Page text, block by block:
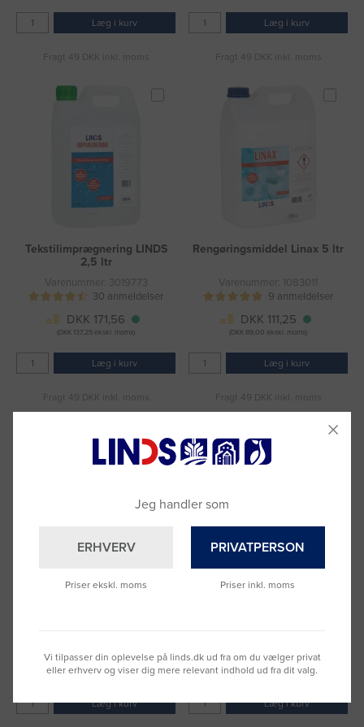
Læg i kurv
Fragt 49 DKK inkl. moms
Læg i kurv
Fragt 49 DKK inkl. moms
Tekstilimprægnering LINDS
2,5 ltr
Varenummer: 3019773
30 anmeldelser
DKK 171,56
(DKK 137,25 ekskl. moms)
Læg i kurv
Fragt 49 DKK inkl. moms
Rengøringsmiddel Linax 5 ltr
Varenummer: 1083011
9 anmeldelser
DKK 111,25
(DKK 89,00 ekskl. moms)
Læg i kurv
Fragt 49 DKK inkl. moms
Opvaskemiddel Linosan
DKK 146,56
(DKK 117,25 ekskl. moms)
Læg i kurv
Klud LINDS PRO Alt-Mulig blå
DKK 94,69
(DKK 75,75 ekskl. moms)
Læg i kurv
Jeg handler som
ERHVERV
Priser ekskl. moms
PRIVATPERSON
Priser inkl. moms
Vi tilpasser din oplevelse på linds.dk ud fra om du vælger privat
eller erhverv og viser dig mere relevant indhold ud fra dit valg.